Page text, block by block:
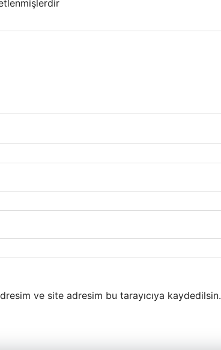
ve site adresim bu tarayıcıya kaydedilsin.